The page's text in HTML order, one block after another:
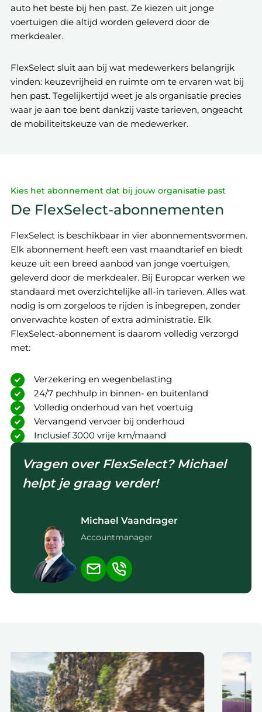
auto het beste bij hen past. Ze kiezen uit jonge
voertuigen die altijd worden geleverd door de
merkdealer.
FlexSelect sluit aan bij wat medewerkers belangrijk
vinden: keuzevrijheid en ruimte om te ervaren wat bij
hen past. Tegelijkertijd weet je als organisatie precies
waar je aan toe bent dankzij vaste tarieven, ongeacht
de mobiliteitskeuze van de medewerker.
Kies het abonnement dat bij jouw organisatie past
De FlexSelect-abonnementen
FlexSelect is beschikbaar in vier abonnementsvormen.
Elk abonnement heeft een vast maandtarief en biedt
keuze uit een breed aanbod van jonge voertuigen,
geleverd door de merkdealer. Bij Europcar werken we
standaard met overzichtelijke all-in tarieven. Alles wat
nodig is om zorgeloos te rijden is inbegrepen, zonder
onverwachte kosten of extra administratie. Elk
FlexSelect-abonnement is daarom volledig verzorgd
met:
Verzekering en wegenbelasting
24/7 pechhulp in binnen- en buitenland
Volledig onderhoud van het voertuig
Vervangend vervoer bij onderhoud
Inclusief 3000 vrije km/maand
Vragen over FlexSelect? Michael
helpt je graag verder!
Michael Vaandrager
Accountmanager